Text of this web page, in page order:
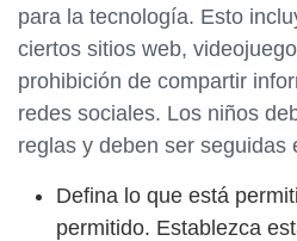
para la tecnología. Esto
ciertos sitios web,
prohibición de compartir
redes sociales. Los niños
reglas y deben ser seguidas
Defina lo que está
permitido. Establezca